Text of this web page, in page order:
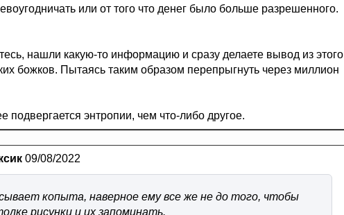
или от того что денег было больше разрешенного.
нашли какую-то информацию и сразу делаете вывод из этого
божков. Пытаясь таким образом перепрыгнуть через миллион
энтропии, чем что-либо другое.
09/08/2022
копыта, наверное ему все же не до того, чтобы
рисунки и их запоминать.